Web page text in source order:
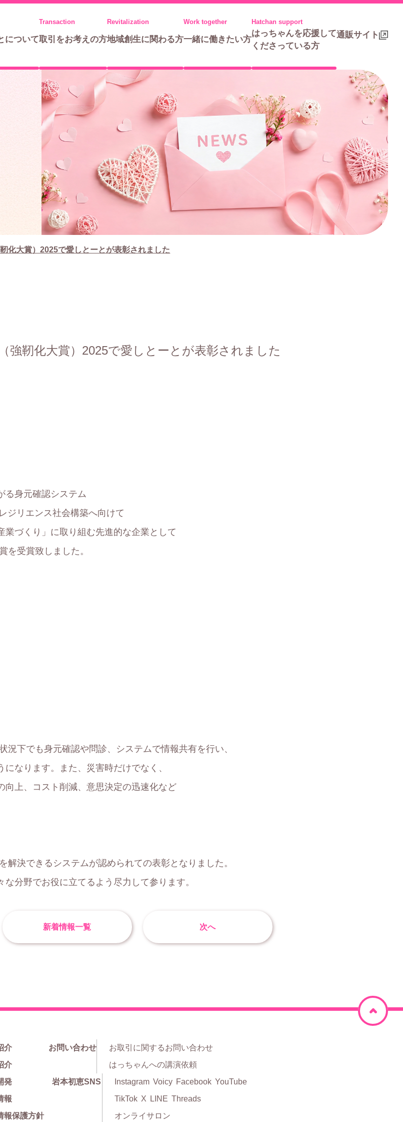
について取引をお考えの方地域創生に関わる方一緒に働きたい方
はっちゃんを応援して
くださっている方
通販サイト
化大賞）2025で愛しとーとが表彰されました
強靭化大賞）2025で愛しとーとが表彰されました
る身元確認システム
ジリエンス社会構築へ向けて
業づくり」に取り組む先進的な企業として
を受賞致しました。
況下でも身元確認や問診、システムで情報共有を行い、
なります。また、災害時だけでなく、
上、コスト削減、意思決定の迅速化など
解決できるシステムが認められての表彰となりました。
分野でお役に立てるよう尽力して参ります。
新着情報一覧 次へ
ペ
ー
介
介
発
報
報保護方針
お問い合わせ
お取引に関するお問い合わせ
はっちゃんへの講演依頼
岩本初恵SNS
Instagram Voicy Facebook YouTube
TikTok X LINE Threads
オンライサロン